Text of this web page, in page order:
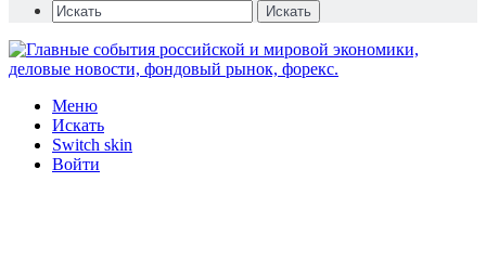
Искать
Меню
Искать
Switch skin
Войти